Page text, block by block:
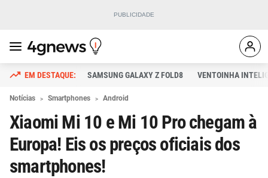
SAMSUNG GALAXY Z FOLD8 VENTOINHA
Notícias Smartphones Android
Xiaomi Mi 10 e Mi 10 Pro chegam à
Europa! Eis os preços oficiais dos
smartphones!